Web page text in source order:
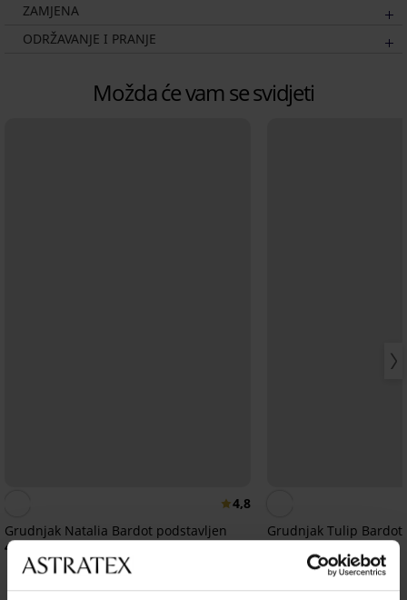
ZAMJENA
ODRŽAVANJE I PRANJE
Možda će vam se svidjeti
4,8
Grudnjak Natalia Bardot podstavljen
41,99 €
Grudnjak Tulip